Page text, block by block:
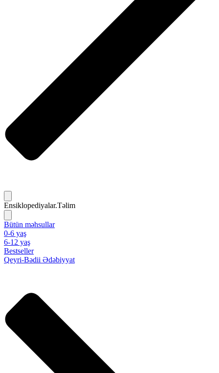
Ensiklopediyalar.Təlim
Bütün məhsullar
0-6 yaş
6-12 yaş
Bestseller
Qeyri-Bədii Ədəbiyyat